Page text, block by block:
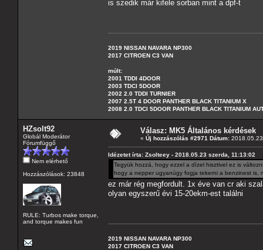
is szedik már kifele sorban mint a dpf-t
2019 NISSAN NAVARA NP300
2017 CITROEN C3 VAN
múlt:
2001 TDDI 4DOOR
2003 TDCI 5DOOR
2002 2.0 TDDI TURNIER
2007 2.5T 4 DOOR PANTHER BLACK TITANIUM X
2008 2.0 TDCI 5DOOR PANTHER BLACK TITANIUM
HZsolt92
Globál Moderátor
Fórumfüggő
Nem elérhető
Hozzászólások: 23848
RULE: Turbos make torque,
and torque makes fun
Válasz: MK5 Általános kérdések
« Új hozzászólás #2971 Dátum:
Idézetet írta: Zsolteey - 2018.05.23 szerda, 11:13:02
Tegyük hozzá, hogy ezzel a dízel hisztivel ez is
hogy a nepper ugyanúgy fogja tekerni a benzinest is,
ez már rég megfordult. 1x éve van cr aki
olyan egyszerű évi 15-20ekm-est találni
2019 NISSAN NAVARA NP300
2017 CITROEN C3 VAN